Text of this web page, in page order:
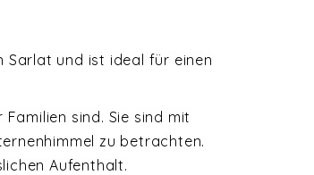
Sarlat und ist ideal für einen
Familien sind. Sie sind mit
zu betrachten.
Aufenthalt.